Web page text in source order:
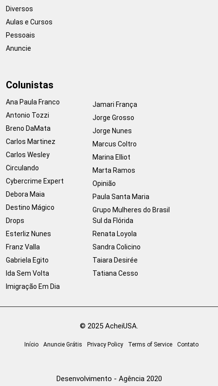
Diversos
Aulas e Cursos
Pessoais
Anuncie
Colunistas
Ana Paula Franco
Antonio Tozzi
Breno DaMata
Carlos Martinez
Carlos Wesley
Circulando
Cybercrime Expert
Debora Maia
Destino Mágico
Drops
Esterliz Nunes
Franz Valla
Gabriela Egito
Ida Sem Volta
Imigração Em Dia
Jamari França
Jorge Grosso
Jorge Nunes
Marcus Coltro
Marina Elliot
Marta Ramos
Opinião
Paula Santa Maria
Grupo Mulheres do Brasil
Sul da Flórida
Renata Loyola
Sandra Colicino
Taiara Desirée
Tatiana Cesso
© 2025 AcheiUSA.
Início Anuncie Grátis Privacy Policy Terms of Service Contato
Desenvolvimento - Agência 2020